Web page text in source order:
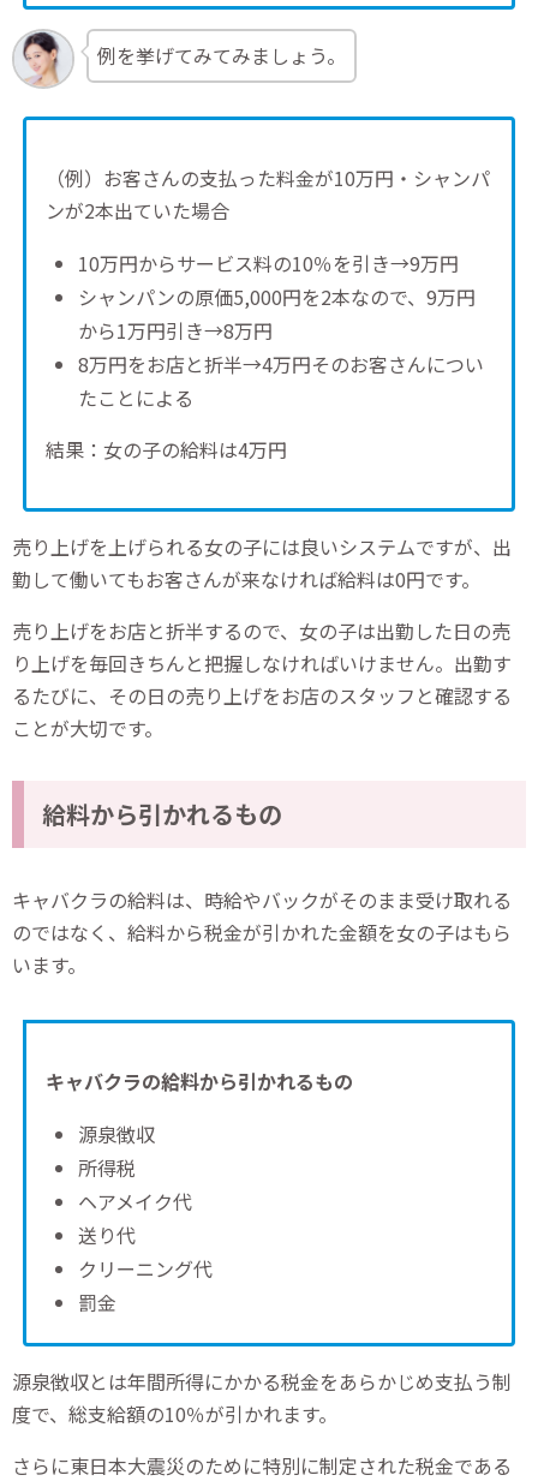
例を挙げてみてみましょう。
（例）お客さんの支払った料金が10万円・シャンパ
ンが2本出ていた場合
10万円からサービス料の10％を引き→9万円
シャンパンの原価5,000円を2本なので、9万円
から1万円引き→8万円
8万円をお店と折半→4万円そのお客さんについ
たことによる
結果：女の子の給料は4万円
売り上げを上げられる女の子には良いシステムですが、出
勤して働いてもお客さんが来なければ給料は0円です。
売り上げをお店と折半するので、女の子は出勤した日の売
り上げを毎回きちんと把握しなければいけません。出勤す
るたびに、その日の売り上げをお店のスタッフと確認する
ことが大切です。
給料から引かれるもの
キャバクラの給料は、時給やバックがそのまま受け取れる
のではなく、給料から税金が引かれた金額を女の子はもら
います。
キャバクラの給料から引かれるもの
源泉徴収
所得税
ヘアメイク代
送り代
クリーニング代
罰金
源泉徴収とは年間所得にかかる税金をあらかじめ支払う制
度で、総支給額の10％が引かれます。
さらに東日本大震災のために特別に制定された税金である